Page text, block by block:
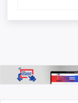
आजको
थप हेर्नुहोस